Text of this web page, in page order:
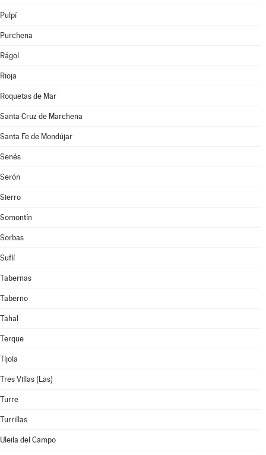
Pulpí
Purchena
Rágol
Rioja
Roquetas de Mar
Santa Cruz de Marchena
Santa Fe de Mondújar
Senés
Serón
Sierro
Somontín
Sorbas
Suflí
Tabernas
Taberno
Tahal
Terque
Tíjola
Tres Villas (Las)
Turre
Turrillas
Uleila del Campo